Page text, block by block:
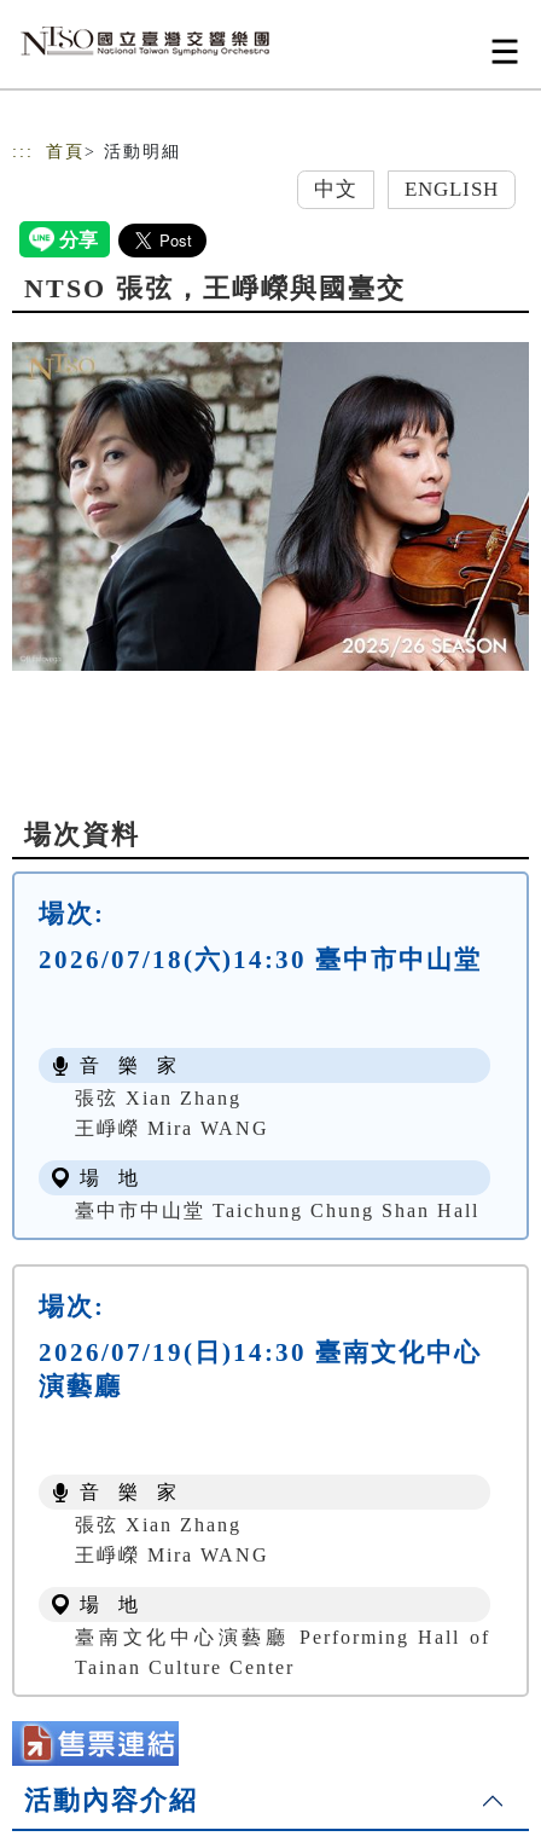
::: 首頁 > 活動明細
中文 ENGLISH
NTSO 張弦，王崢嶸與國臺交
場次資料
場次:
2026/07/18(六)14:30 臺中市中山堂
音 樂 家
張弦 Xian Zhang
王崢嶸 Mira WANG
場 地
臺中市中山堂 Taichung Chung Shan Hall
場次:
2026/07/19(日)14:30 臺南文化中心
演藝廳
音 樂 家
張弦 Xian Zhang
王崢嶸 Mira WANG
場 地
臺南文化中心演藝廳 Performing Hall of
Tainan Culture Center
活動內容介紹